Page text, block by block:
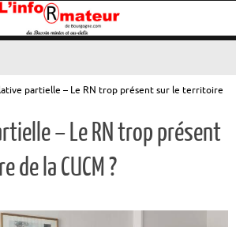
partielle – Le RN trop présent sur le territoire
– Le RN trop présent
la CUCM ?